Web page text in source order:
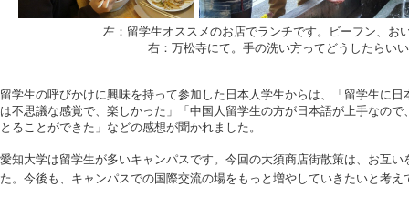
左：留学生オススメのお店でランチです。ビーフン、お
右：万松寺にて。手の洗い方ってどうしたらい
留学生の呼びかけに興味を持って参加した日本人学生からは、「留学生に
は不思議な感覚で、楽しかった」「中国人留学生の方が日本語が上手なの
とることができた」などの感想が聞かれました。
愛知大学は留学生が多いキャンパスです。今回の大須商店街散策は、お互
た。今後も、キャンパスでの国際交流の場をもっと増やしていきたいと考え